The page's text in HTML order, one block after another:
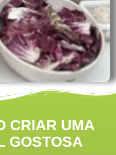
CRIAR UMA
GOSTOSA